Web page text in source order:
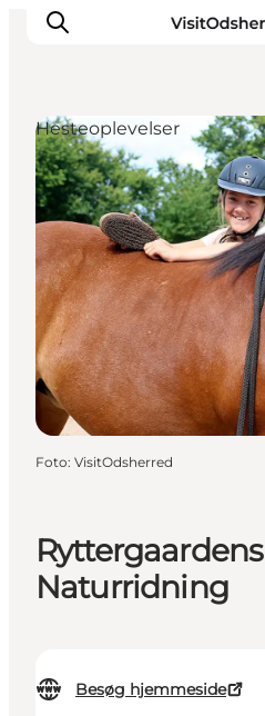
DET SKER
OPLEV
SPIS
OVERNAT
PRAKTISK
NYHEDSBREV
Ryttergaardens
Naturridning
Besøg hjemmeside
Hesteoplevelser
Foto: VisitOdsherred